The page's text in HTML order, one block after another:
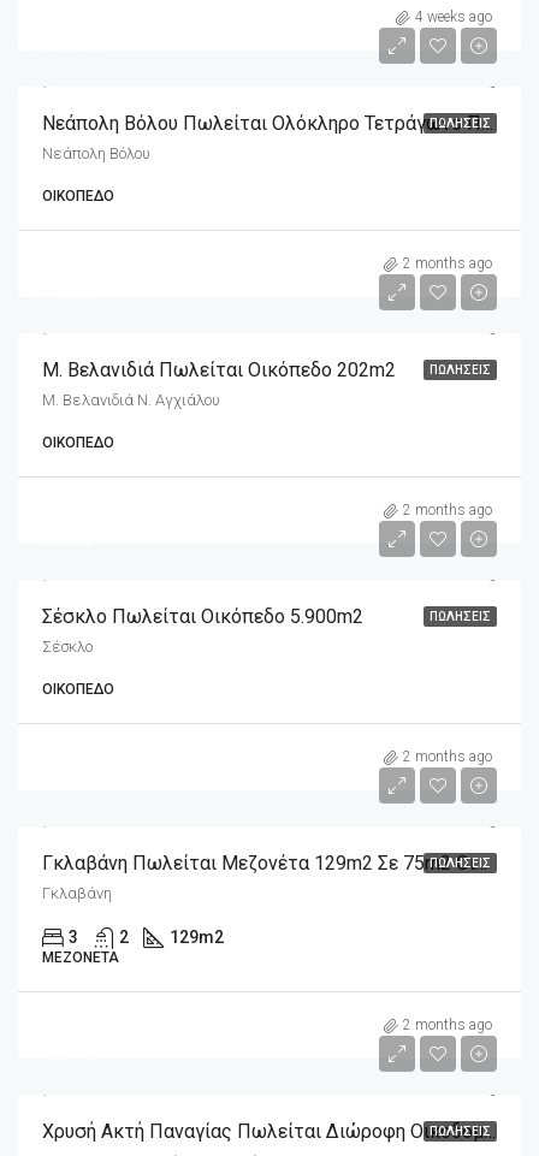
4 weeks ago
ΠΩΛΉΣΕΙΣΝεάπολη Βόλου Πωλείται Ολόκληρο Τετράγωνο Που Αποτελείται Από Επτά Οικόπεδα
Νεάπολη Βόλου
ΟΙΚΌΠΕΔΟ
2 months ago
ΠΩΛΉΣΕΙΣ
Μ. Βελανιδιά Πωλείται Οικόπεδο 202m2
Μ. Βελανιδιά Ν. Αγχιάλου
ΟΙΚΌΠΕΔΟ
2 months ago
ΠΩΛΉΣΕΙΣ
Σέσκλο Πωλείται Οικόπεδο 5.900m2
Σέσκλο
ΟΙΚΌΠΕΔΟ
2 months ago
ΠΩΛΉΣΕΙΣ
Γκλαβάνη Πωλείται Μεζονέτα 129m2 Σε 75m2 Οικόπεδο Πλήρως Ανακαινισμένη
Γκλαβάνη
3 2 129m2
ΜΕΖΟΝΈΤΑ
2 months ago
ΠΩΛΉΣΕΙΣΧρυσή Ακτή Παναγίας Πωλείται Διώροφη Οικοδομή 411m2 Σε Οικόπεδο 282m2